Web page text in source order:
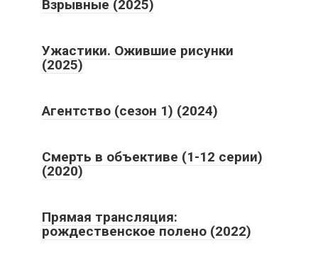
Взрывные (2025)
Ужастики. Ожившие рисунки
(2025)
Агентство (сезон 1) (2024)
Смерть в объективе (1-12 серии)
(2020)
Прямая трансляция:
рождественское полено (2022)